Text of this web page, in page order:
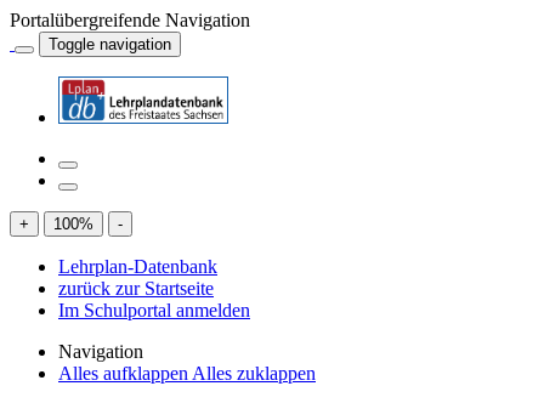
Portalübergreifende Navigation
Toggle navigation
+ 100% -
Lehrplan-Datenbank
zurück zur Startseite
Im Schulportal anmelden
Navigation
Alles aufklappen Alles zuklappen